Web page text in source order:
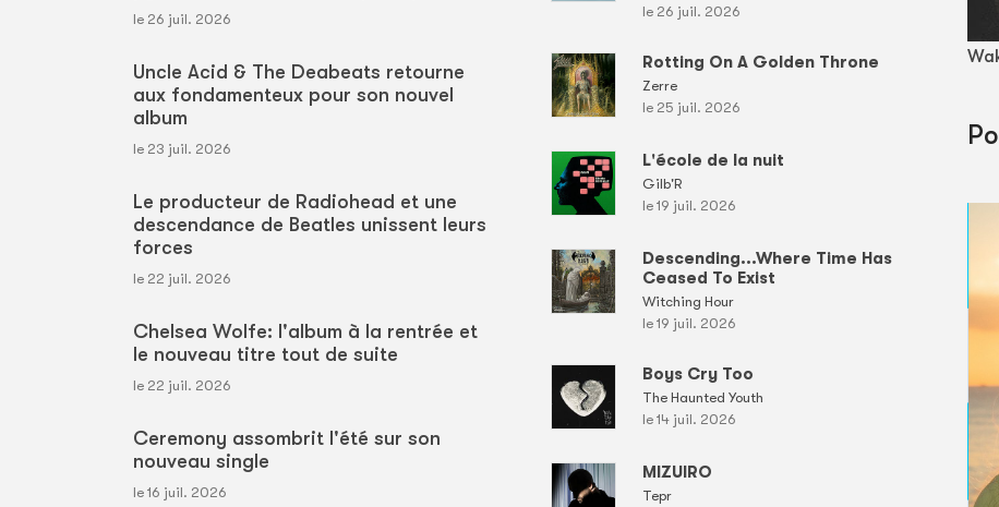
le 26 juil. 2026
Uncle Acid & The Deabeats retourne
aux fondamenteux pour son nouvel
album
le 23 juil. 2026
Le producteur de Radiohead et une
descendance de Beatles unissent leurs
forces
le 22 juil. 2026
Chelsea Wolfe: l'album à la rentrée et
le nouveau titre tout de suite
le 22 juil. 2026
Ceremony assombrit l'été sur son
nouveau single
le 16 juil. 2026
le 26 juil. 2026
Rotting On A Golden Throne
Zerre
le 25 juil. 2026
L'école de la nuit
Gilb'R
le 19 juil. 2026
Descending...Where Time Has
Ceased To Exist
Witching Hour
le 19 juil. 2026
Boys Cry Too
The Haunted Youth
le 14 juil. 2026
MIZUIRO
Tepr